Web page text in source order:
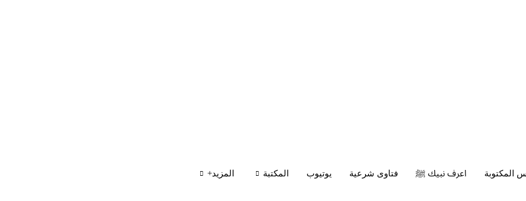
المكتوبة اعرف نبيك ﷺ فتاوى شرعية يوتيوب المكتبة المزيد+